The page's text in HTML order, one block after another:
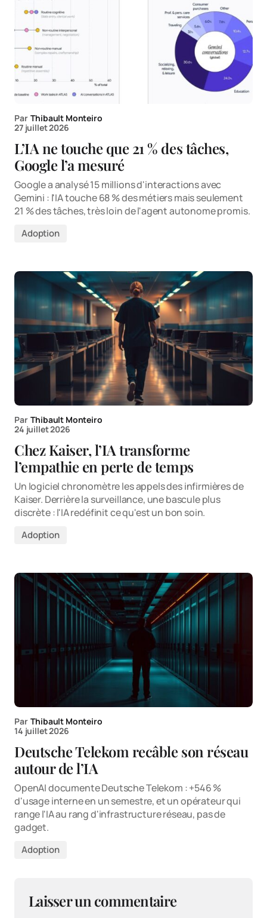
Par Thibault Monteiro
27 juillet 2026
L’IA ne touche que 21 % des tâches,
Google l’a mesuré
Google a analysé 15 millions d'interactions avec
Gemini : l'IA touche 68 % des métiers mais seulement
21 % des tâches, très loin de l'agent autonome promis.
Adoption
Par Thibault Monteiro
24 juillet 2026
Chez Kaiser, l’IA transforme
l’empathie en perte de temps
Un logiciel chronomètre les appels des infirmières de
Kaiser. Derrière la surveillance, une bascule plus
discrète : l'IA redéfinit ce qu'est un bon soin.
Adoption
Par Thibault Monteiro
14 juillet 2026
Deutsche Telekom recâble son réseau
autour de l’IA
OpenAI documente Deutsche Telekom : +546 %
d'usage interne en un semestre, et un opérateur qui
range l'IA au rang d'infrastructure réseau, pas de
gadget.
Adoption
Laisser un commentaire